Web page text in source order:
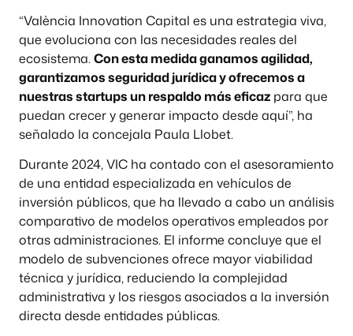
“València Innovation Capital es una estrategia viva,
que evoluciona con las necesidades reales del
ecosistema.Con esta medida ganamos agilidad,
garantizamos seguridad jurídica y ofrecemos a
nuestras startups un respaldo más eficaz para que
puedan crecer y generar impacto desde aquí”, ha
señalado la concejala Paula Llobet.
Durante 2024, VIC ha contado con el asesoramiento
de una entidad especializada en vehículos de
inversión públicos, que ha llevado a cabo un análisis
comparativo de modelos operativos empleados por
otras administraciones. El informe concluye que el
modelo de subvenciones ofrece mayor viabilidad
técnica y jurídica, reduciendo la complejidad
administrativa y los riesgos asociados a la inversión
directa desde entidades públicas.